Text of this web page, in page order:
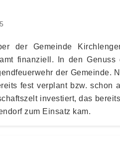
der Gemeinde
finanziell. In den
der Gemeinde.
fest verplant bzw. schon
investiert, das
zum Einsatz kam.